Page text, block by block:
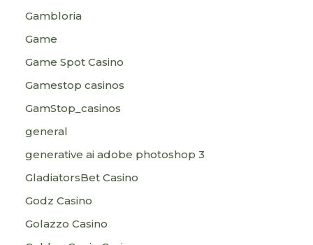
Gambloria
Game
Game Spot Casino
Gamestop casinos
GamStop_casinos
general
generative ai adobe photoshop 3
GladiatorsBet Casino
Godz Casino
Golazzo Casino